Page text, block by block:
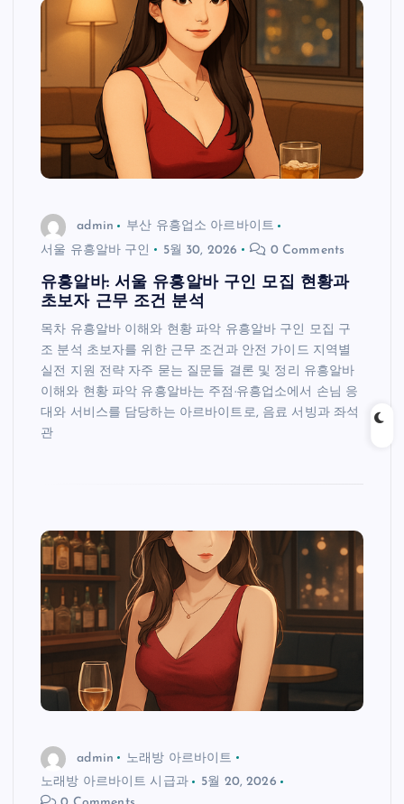
admin
부산 유흥업소 아르바이트
서울 유흥알바 구인
5월 30, 2026 0 Comments
유흥알바: 서울 유흥알바 구인 모집 현황과
초보자 근무 조건 분석
목차 유흥알바 이해와 현황 파악 유흥알바 구인 모집 구
조 분석 초보자를 위한 근무 조건과 안전 가이드 지역별
실전 지원 전략 자주 묻는 질문들 결론 및 정리 유흥알바
이해와 현황 파악 유흥알바는 주점·유흥업소에서 손님 응
대와 서비스를 담당하는 아르바이트로, 음료 서빙과 좌석
관
admin
노래방 아르바이트
노래방 아르바이트 시급과
5월 20, 2026